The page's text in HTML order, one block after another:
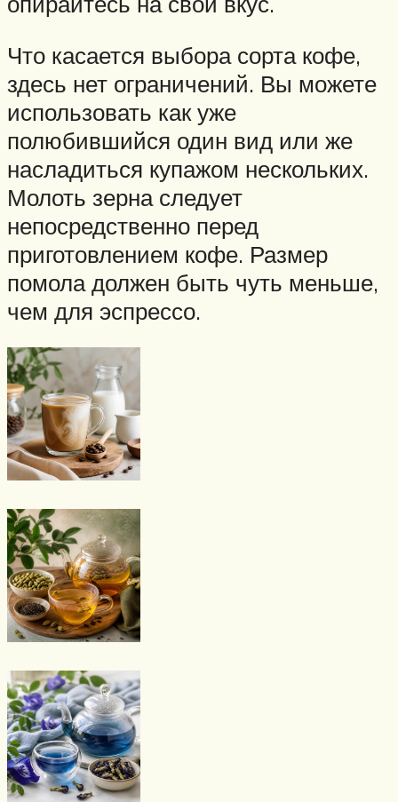
Что касается выбора сорта кофе,
здесь нет ограничений. Вы можете
использовать как уже
полюбившийся один вид или же
насладиться купажом нескольких.
Молоть зерна следует
непосредственно перед
приготовлением кофе. Размер
помола должен быть чуть меньше,
чем для эспрессо.